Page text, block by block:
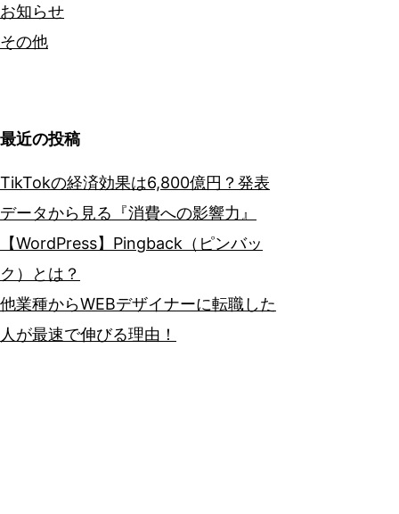
お知らせ
その他
最近の投稿
TikTokの経済効果は6,800億円？発表
データから見る『消費への影響力』
【WordPress】Pingback（ピンバッ
ク）とは？
他業種からWEBデザイナーに転職した
人が最速で伸びる理由！